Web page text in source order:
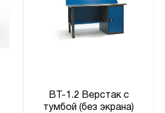
ВТ-1.2 Верстак с
тумбой (без экрана)